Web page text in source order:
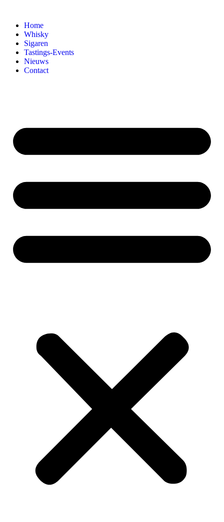
Home
Whisky
Sigaren
Tastings-Events
Nieuws
Contact